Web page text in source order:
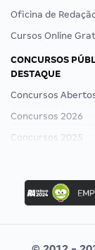
Oficina de
Cursos Online
CONCURSOS
DESTAQUE
Concursos
Concursos 2026
Concursos 2025
Concurso Ibama
Concurso MPU
Editais publicados